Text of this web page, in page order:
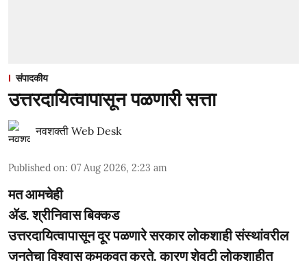
संपादकीय
उत्तरदायित्वापासून पळणारी सत्ता
नवशक्ती Web Desk
Published on: 07 Aug 2026, 2:23 am
मत आमचेही
ॲड. श्रीनिवास बिक्कड
उत्तरदायित्वापासून दूर पळणारे सरकार लोकशाही संस्थांवरील
जनतेचा विश्वास कमकुवत करते. कारण शेवटी लोकशाहीत